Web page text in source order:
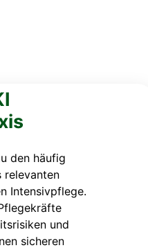
den häufig
relevanten
Intensivpflege.
und
sicheren